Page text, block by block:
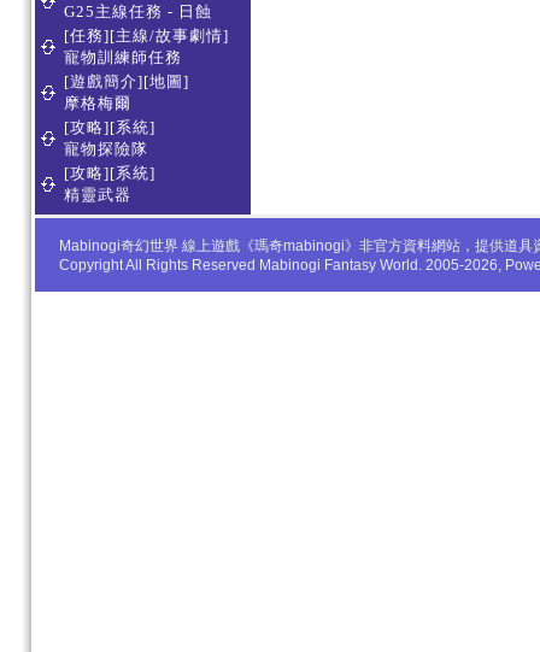
G25主線任務 - 日蝕
[任務][主線/故事劇情]
寵物訓練師任務
[遊戲簡介][地圖]
摩格梅爾
[攻略][系統]
寵物探險隊
[攻略][系統]
精靈武器
Mabinogi奇幻世界 線上遊戲《瑪奇mabinogi》非官方資料網站，提供道
Copyright All Rights Reserved Mabinogi Fantasy World. 2005-2026,